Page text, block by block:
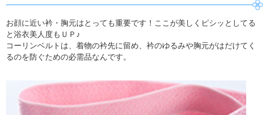
お顔に近い衿・胸元はとっても重要です！ここが美しくピシッとしてる
と浴衣美人度もＵＰ♪
コーリンベルトは、着物の衿先に留め、衿のゆるみや胸元がはだけてく
るのを防ぐための必需品なんです。